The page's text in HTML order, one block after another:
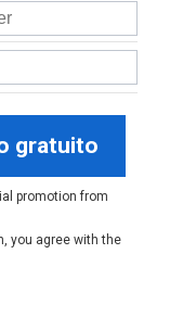
gratuito
promotion from
you agree with the